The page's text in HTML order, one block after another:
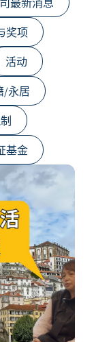
最新消息
奖项
活动
/永居
基金